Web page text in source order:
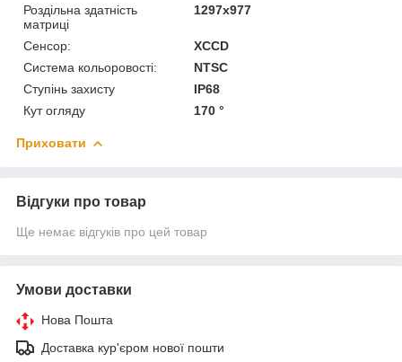
Роздільна здатність
матриці
1297x977
Сенсор:
XCCD
Система кольоровості:
NTSC
Ступінь захисту
IP68
Кут огляду
170 °
Приховати
Відгуки про товар
Ще немає відгуків про цей товар
Умови доставки
Нова Пошта
Доставка кур'єром нової пошти